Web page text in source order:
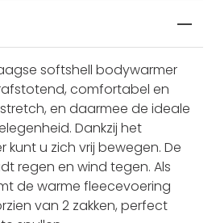
softshell bodywarmer
comfortabel en
en daarmee de ideale
Dankzij het
kunt u zich vrij bewegen. De
regen en wind tegen. Als
de warme fleecevoering
van 2 zakken, perfect